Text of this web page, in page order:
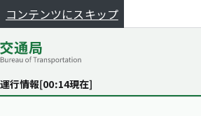
コンテンツにスキップ
運行情報[00:14現在]